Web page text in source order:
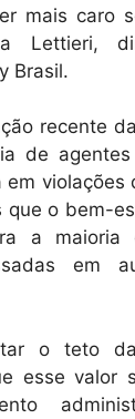
mais caro
Lettieri,
Brasil.
recente
de
em violações
que o bem-
a maioria
em
o teto
esse valor